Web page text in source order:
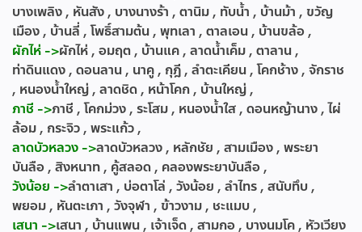
บางเพลิง , หันสัง , บางนางร้า , ตานิม , ทับน้ำ , บ้านม้า , ขวัญ
เมือง , บ้านลี่ , โพธิ์สามต้น , พุทเลา , ตาลเอน , บ้านขล้อ ,
ผักไห่ ->ผักไห่ , อมฤต , บ้านแค , ลาดน้ำเค็ม , ตาลาน ,
ท่าดินแดง , ดอนลาน , นาคู , กุฎี , ลำตะเคียน , โคกช้าง , จักราช
, หนองน้ำใหญ่ , ลาดชิด , หน้าโคก , บ้านใหญ่ ,
ภาชี ->ภาชี , โคกม่วง , ระโสม , หนองน้ำใส , ดอนหญ้านาง , ไผ่
ล้อม , กระจิว , พระแก้ว ,
ลาดบัวหลวง ->ลาดบัวหลวง , หลักชัย , สามเมือง , พระยา
บันลือ , สิงหนาท , คู้สลอด , คลองพระยาบันลือ ,
วังน้อย ->ลำตาเสา , บ่อตาโล่ , วังน้อย , ลำไทร , สนับทึบ ,
พยอม , หันตะเภา , วังจุฬา , ข้าวงาม , ชะแมบ ,
เสนา ->เสนา , บ้านแพน , เจ้าเจ็ด , สามกอ , บางนมโค , หัวเวียง